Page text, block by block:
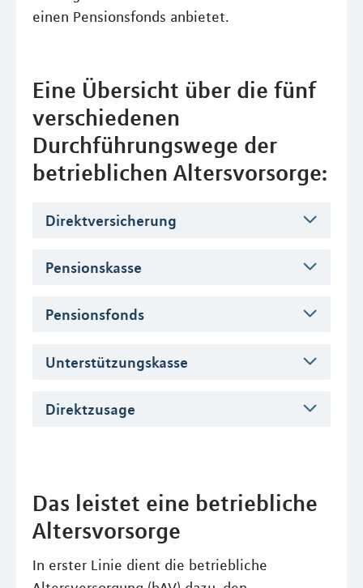
einen Pensionsfonds anbietet.
Eine Übersicht über die fünf
verschiedenen
Durchführungswege der
betrieblichen Altersvorsorge:
Direktversicherung
Pensionskasse
Pensionsfonds
Unterstützungskasse
Direktzusage
Das leistet eine betriebliche
Altersvorsorge
In erster Linie dient die betriebliche